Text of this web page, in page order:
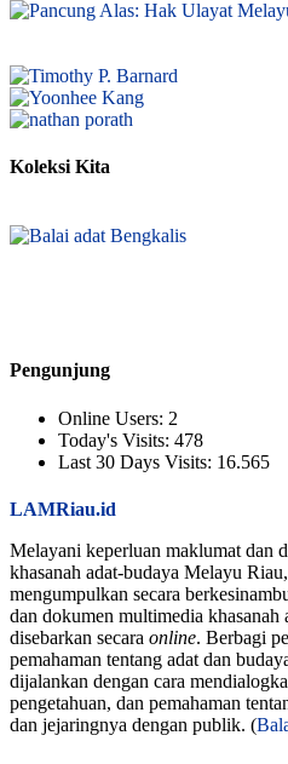
Koleksi Kita
Pengunjung
Online Users: 2
Today's Visits: 478
Last 30 Days Visits: 16.565
LAMRiau.id
Melayani keperluan maklumat dan
khasanah adat-budaya Melayu
mengumpulkan secara
dan dokumen multimedia
disebarkan secara online. Berbagi
pemahaman tentang adat dan
dijalankan dengan cara
pengetahuan, dan pemahaman
dan jejaringnya dengan publik. (